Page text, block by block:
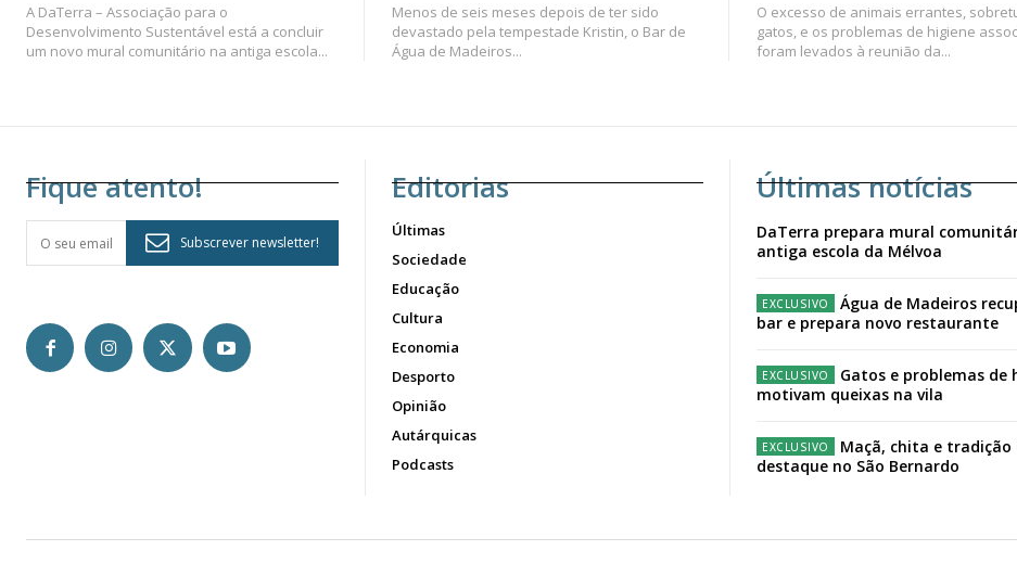
A DaTerra – Associação para o
Desenvolvimento Sustentável está a concluir
um novo mural comunitário na antiga escola...
Menos de seis meses depois de ter sido
devastado pela tempestade Kristin, o Bar de
Água de Madeiros...
O excesso de animais errantes,
gatos, e os problemas de higiene
foram levados à reunião da...
Fique atento!
Subscrever newsletter!
Editorias
Últimas
Sociedade
Educação
Cultura
Economia
Desporto
Opinião
Autárquicas
Podcasts
Últimas notícias
DaTerra prepara mural
antiga escola da Mélvoa
Água de Madeiros
bar e prepara novo restaurante
Gatos e problemas de
motivam queixas na vila
Maçã, chita e tradição
destaque no São Bernardo